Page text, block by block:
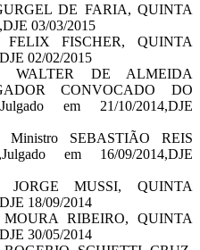
DE FARIA, QUINTA
03/03/2015
FELIX FISCHER, QUINTA
02/02/2015
WALTER DE ALMEIDA
CONVOCADO DO
em 21/10/2014,DJE
Ministro SEBASTIÃO REIS
em 16/09/2014,DJE
JORGE MUSSI, QUINTA
18/09/2014
RIBEIRO, QUINTA
30/05/2014